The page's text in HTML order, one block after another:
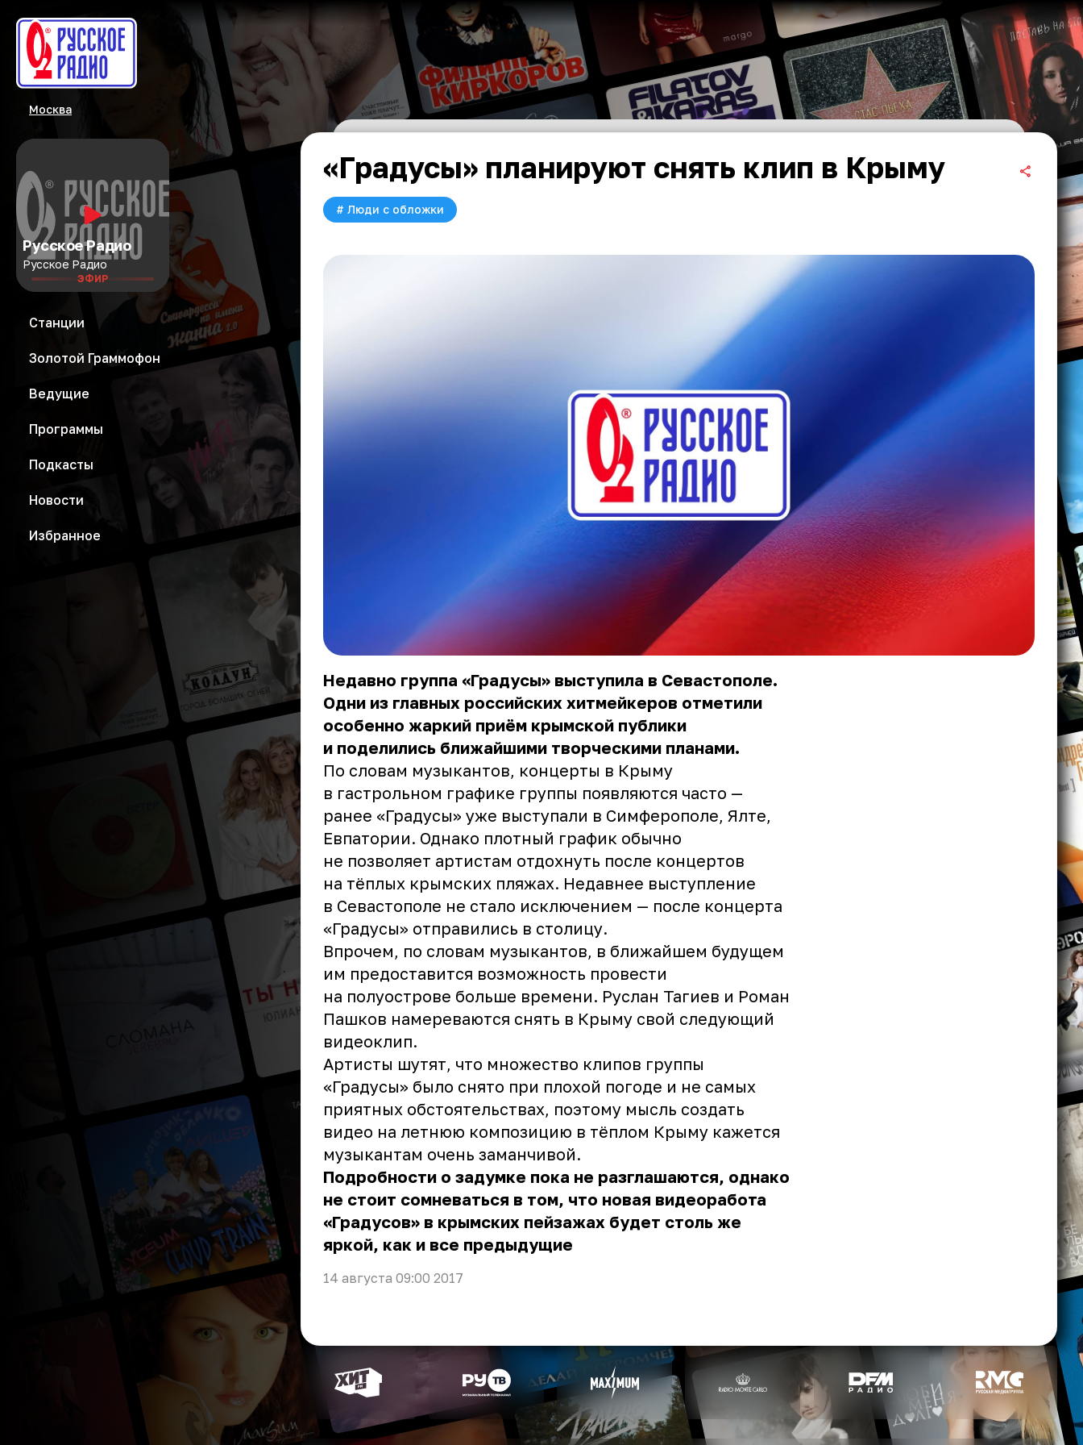
Москва
Русское Радио
Русское Радио
ЭФИР
Станции
Золотой Граммофон
Ведущие
Программы
Подкасты
Новости
Избранное
«Градусы» планируют снять клип в Крыму
# Люди с обложки
Недавно группа «Градусы» выступила в Севастополе.
Одни из главных российских хитмейкеров отметили
особенно жаркий приём крымской публики
и поделились ближайшими творческими планами.
По словам музыкантов, концерты в Крыму
в гастрольном графике группы появляются часто —
ранее «Градусы» уже выступали в Симферополе, Ялте,
Евпатории. Однако плотный график обычно
не позволяет артистам отдохнуть после концертов
на тёплых крымских пляжах. Недавнее выступление
в Севастополе не стало исключением — после концерта
«Градусы» отправились в столицу.
Впрочем, по словам музыкантов, в ближайшем будущем
им предоставится возможность провести
на полуострове больше времени. Руслан Тагиев и Роман
Пашков намереваются снять в Крыму свой следующий
видеоклип.
Артисты шутят, что множество клипов группы
«Градусы» было снято при плохой погоде и не самых
приятных обстоятельствах, поэтому мысль создать
видео на летнюю композицию в тёплом Крыму кажется
музыкантам очень заманчивой.
Подробности о задумке пока не разглашаются, однако
не стоит сомневаться в том, что новая видеоработа
«Градусов» в крымских пейзажах будет столь же
яркой, как и все предыдущие
14 августа 09:00 2017